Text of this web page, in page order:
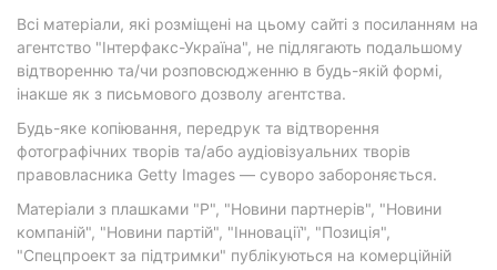
Всі матеріали, які розміщені на цьому сайті з посиланням на
агентство "Інтерфакс-Україна", не підлягають подальшому
відтворенню та/чи розповсюдженню в будь-якій формі,
інакше як з письмового дозволу агентства.
Будь-яке копіювання, передрук та відтворення
фотографічних творів та/або аудіовізуальних творів
правовласника Getty Images — суворо забороняється.
Матеріали з плашками "Р", "Новини партнерів", "Новини
компаній", "Новини партій", "Інновації", "Позиція",
"Спецпроект за підтримки" публікуються на комерційній